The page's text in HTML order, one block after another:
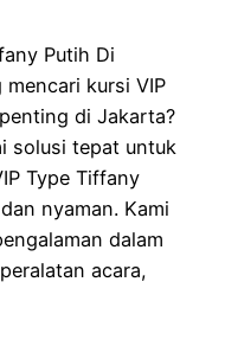
Putih Di
kursi VIP
di Jakarta?
solusi tepat untuk
Type Tiffany
nyaman. Kami
dalam
acara,